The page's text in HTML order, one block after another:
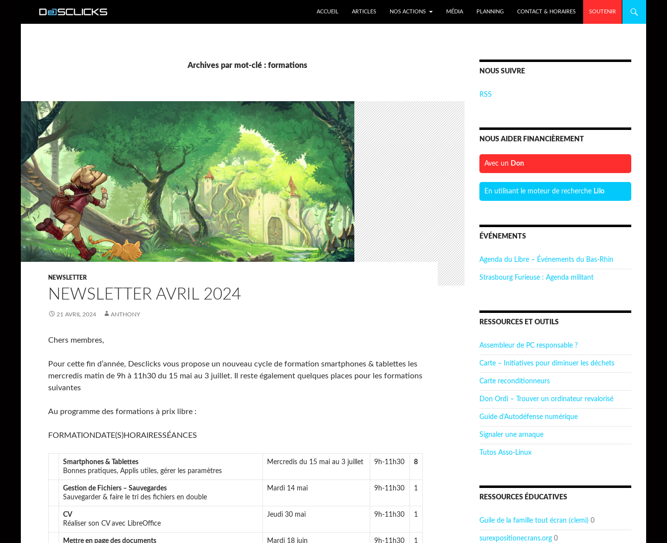
ACCUEIL
ARTICLES NOS ACTIONS MÉDIA PLANNING CONTACT & HORAIRES SOUTENIR
Archives par mot-clé : formations
NEWSLETTER
NEWSLETTER AVRIL 2024
21 AVRIL 2024 ANTHONY
Chers membres,
Pour cette fin d’année, Desclicks vous propose un nouveau cycle de formation smartphones & tablettes les
mercredis matin de 9h à 11h30 du 15 mai au 3 juillet. Il reste également quelques places pour les formations
suivantes
Au programme des formations à prix libre :
FORMATIONDATE(S)HORAIRESSÉANCES
Smartphones & Tablettes
Bonnes pratiques, Applis utiles, gérer les paramètres
Mercredis du 15 mai au 3 juillet 9h-11h30 8
Gestion de Fichiers – Sauvegardes
Sauvegarder & faire le tri des fichiers en double
Mardi 14 mai 9h-11h30 1
CV
Réaliser son CV avec LibreOffice
Jeudi 30 mai 9h-11h30 1
Mettre en page des documents
Mardi 18 juin 9h-11h30 1
NOUS SUIVRE
RSS
NOUS AIDER FINANCIÈREMENT
Avec un Don
En utilisant le moteur de recherche Lilo
ÉVÉNEMENTS
Agenda du Libre – Événements du Bas-Rhin
Strasbourg Furieuse : Agenda militant
RESSOURCES ET OUTILS
Assembleur de PC responsable ?
Carte – Initiatives pour diminuer les déchets
Carte reconditionneurs
Don Ordi – Trouver un ordinateur revalorisé
Guide d'Autodéfense numérique
Signaler une arnaque
Tutos Asso-Linux
RESSOURCES ÉDUCATIVES
Guile de la famille tout écran (clemi) 0
surexpositionecrans.org 0